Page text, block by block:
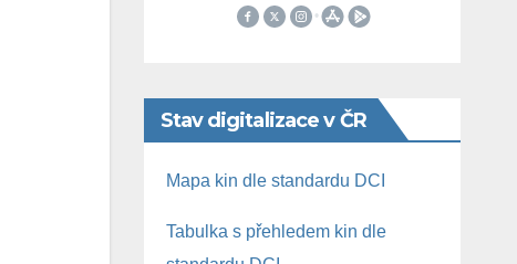
Stav digitalizace v ČR
Mapa kin dle standardu DCI
Tabulka s přehledem kin dle